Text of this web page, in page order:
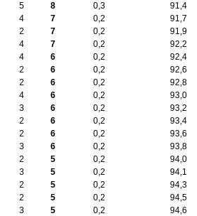
5 8 0,3 91,4
4 7 0,2 91,7
2 7 0,2 91,9
4 7 0,2 92,2
4 6 0,2 92,4
2 6 0,2 92,6
2 6 0,2 92,8
4 6 0,2 93,0
3 6 0,2 93,2
2 6 0,2 93,4
2 6 0,2 93,6
3 6 0,2 93,8
2 5 0,2 94,0
3 5 0,2 94,1
2 5 0,2 94,3
2 5 0,2 94,5
3 5 0,2 94,6